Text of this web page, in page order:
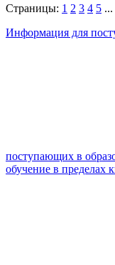
Страницы: 1 2 3 4 5 ...
Информация для
поступающих в
обучение в пределах